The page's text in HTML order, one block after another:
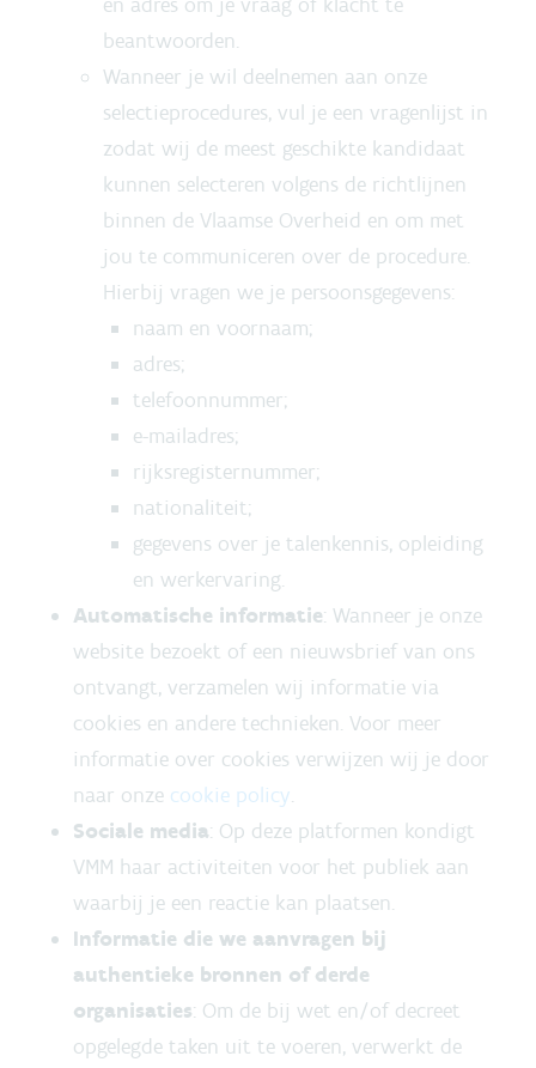
beantwoorden.
Wanneer je wil deelnemen aan onze
selectieprocedures, vul je een vragenlijst in
zodat wij de meest geschikte kandidaat
kunnen selecteren volgens de richtlijnen
binnen de Vlaamse Overheid en om met
jou te communiceren over de procedure.
Hierbij vragen we je persoonsgegevens:
naam en voornaam;
adres;
telefoonnummer;
e-mailadres;
rijksregisternummer;
nationaliteit;
gegevens over je talenkennis, opleiding
en werkervaring.
Automatische informatie: Wanneer je onze
website bezoekt of een nieuwsbrief van ons
ontvangt, verzamelen wij informatie via
cookies en andere technieken. Voor meer
informatie over cookies verwijzen wij je door
naar onze cookie policy.
Sociale media: Op deze platformen kondigt
VMM haar activiteiten voor het publiek aan
waarbij je een reactie kan plaatsen.
Informatie die we aanvragen bij
authentieke bronnen of derde
organisaties: Om de bij wet en/of decreet
opgelegde taken uit te voeren, verwerkt de